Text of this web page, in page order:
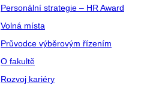
Personální strategie – HR Award
Volná místa
Průvodce výběrovým řízením
O fakultě
Rozvoj kariéry